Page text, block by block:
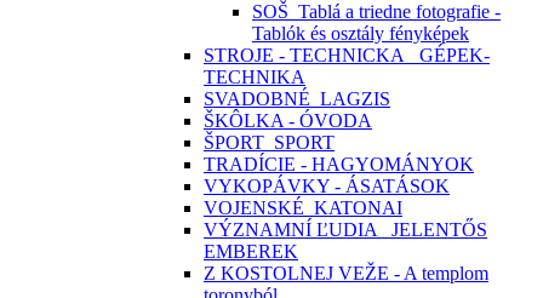
SOŠ_Tablá a triedne fotografie -
Tablók és osztály fényképek
STROJE - TECHNICKA_ GÉPEK-
TECHNIKA
SVADOBNÉ_LAGZIS
ŠKÔLKA - ÓVODA
ŠPORT_SPORT
TRADÍCIE - HAGYOMÁNYOK
VYKOPÁVKY - ÁSATÁSOK
VOJENSKÉ_KATONAI
VÝZNAMNÍ ĽUDIA _JELENTŐS
EMBEREK
Z KOSTOLNEJ VEŽE - A templom